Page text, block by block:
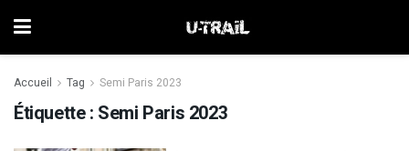
Accueil Tag Semi Paris 2023
Étiquette : Semi Paris 2023